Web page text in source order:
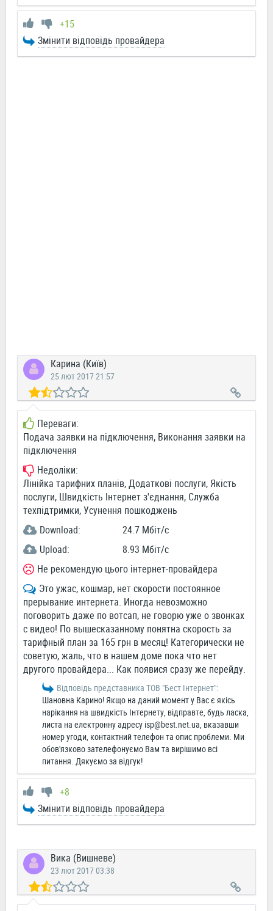
+15
Змінити відповідь провайдера
Карина (Київ)
25 лют 2017 21:57
Переваги:
Подача заявки на підключення, Виконання заявки на
підключення
Недоліки:
Лінійка тарифних планів, Додаткові послуги, Якість
послуги, Швидкість Інтернет з'єднання, Служба
техпідтримки, Усунення пошкоджень
Download:
24.7 Мбіт/c
Upload:
8.93 Мбіт/c
Не рекомендую цього інтернет-провайдера
Это ужас, кошмар, нет скорости постоянное
прерывание интернета. Иногда невозможно
поговорить даже по вотсап, не говорю уже о звонках
с видео! По вышесказанному понятна скорость за
тарифный план за 165 грн в месяц! Категорически не
советую, жаль, что в нашем доме пока что нет
другого провайдера... Как появися сразу же перейду.
Відповідь представника ТОВ "Бест Інтернет":
Шановна Карино! Якщо на даний момент у Вас є якісь
нарікання на швидкість Інтернету, відправте, будь ласка,
листа на електронну адресу isp@best.net.ua, вказавши
номер угоди, контактний телефон та опис проблеми. Ми
обов'язково зателефонуємо Вам та вирішимо всі
питання. Дякуємо за відгук!
+8
Змінити відповідь провайдера
Вика (Вишневе)
23 лют 2017 03:38